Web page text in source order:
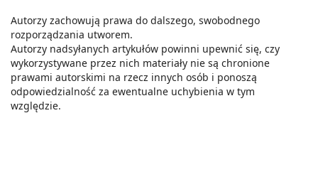
Autorzy zachowują prawa do dalszego, swobodnego
rozporządzania utworem.
Autorzy nadsyłanych artykułów powinni upewnić się, czy
wykorzystywane przez nich materiały nie są chronione
prawami autorskimi na rzecz innych osób i ponoszą
odpowiedzialność za ewentualne uchybienia w tym
względzie.